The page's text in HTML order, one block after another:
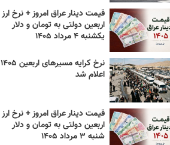
قیمت دینار عراق امروز + نرخ ارز
اربعین دولتی به تومان و دلار
یکشنبه ۴ مرداد ۱۴۰۵
نرخ کرایه مسیرهای اربعین ۱۴۰۵
اعلام شد
قیمت دینار عراق امروز + نرخ ارز
اربعین دولتی به تومان و دلار
شنبه ۳ مرداد ۱۴۰۵